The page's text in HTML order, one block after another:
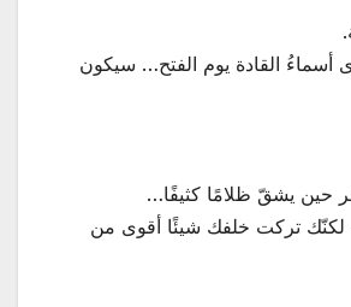
أسماءُ القادة يوم الفتح… سيكون
حين يشقّ ظلامًا كثيفًا…
تركت خلفك شيئًا أقوى من